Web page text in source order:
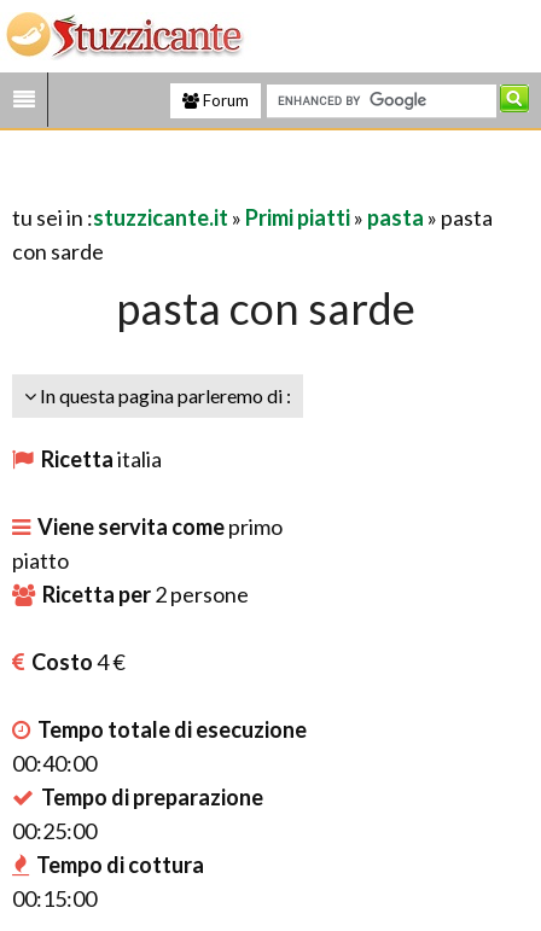
Forum
tu sei in :stuzzicante.it » Primi piatti» pasta » pasta
con sarde
pasta con sarde
In questa pagina parleremo di :
Ricettaitalia
Viene servita comeprimo
piatto
Ricetta per2persone
Costo4 €
Tempo totale di esecuzione
00:40:00
Tempo di preparazione
00:25:00
Tempo di cottura
00:15:00